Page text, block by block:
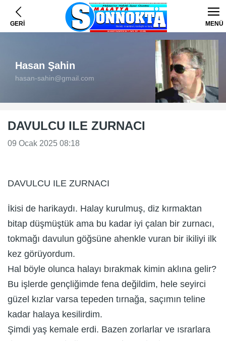
GERİ MENÜ
Hasan Şahin
hasan-sahin@gmail.com
DAVULCU ILE ZURNACI
09 Ocak 2025 08:18
DAVULCU ILE ZURNACI
İkisi de harikaydı. Halay kurulmuş, diz kırmaktan
bitap düşmüştük ama bu kadar iyi çalan bir zurnacı,
tokmağı davulun göğsüne ahenkle vuran bir ikiliyi ilk
kez görüyordum.
Hal böyle olunca halayı bırakmak kimin aklına gelir?
Bu işlerde gençliğimde fena değildim, hele seyirci
güzel kızlar varsa tepeden tırnağa, saçımın teline
kadar halaya kesilirdim.
Şimdi yaş kemale erdi. Bazen zorlarlar ve ısrarlara